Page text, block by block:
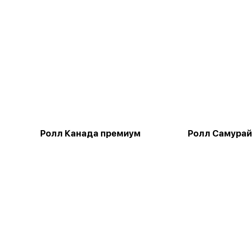
Ролл Канада премиум Ролл Самурай